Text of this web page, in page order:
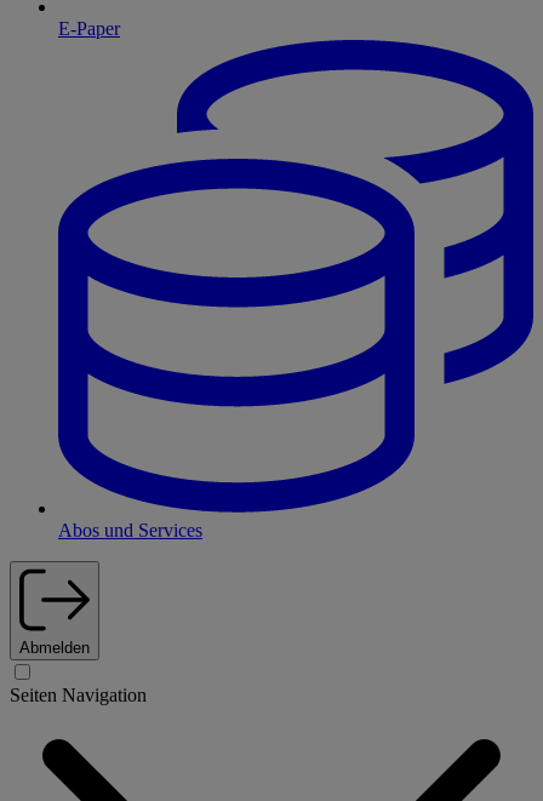
E-Paper
Abos und Services
Abmelden
Seiten Navigation